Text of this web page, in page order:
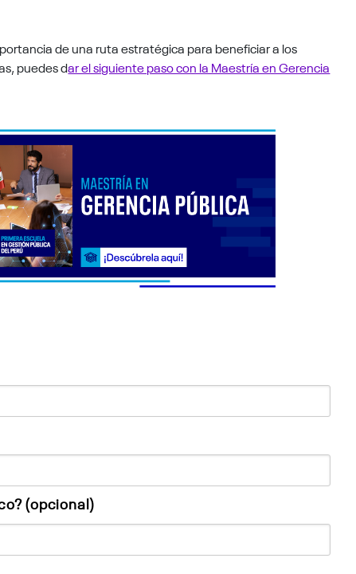
de una ruta estratégica para beneficiar a los
puedes dar el siguiente paso con la Maestría en Gerencia
(opcional)